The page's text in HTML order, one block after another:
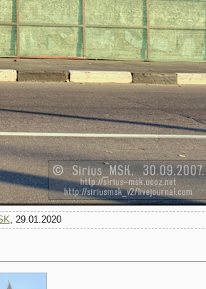
, 29.01.2020